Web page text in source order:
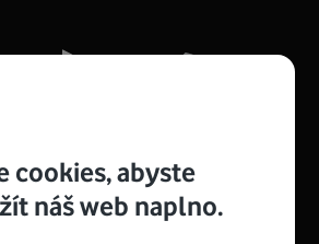
cookies, abyste
náš web naplno.